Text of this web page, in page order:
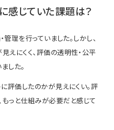
感じていた課題は？
理を行っていました。しかし、
えにくく、評価の透明性・公平
した。
評価したのかが見えにくい。評
っと仕組みが必要だと感じて